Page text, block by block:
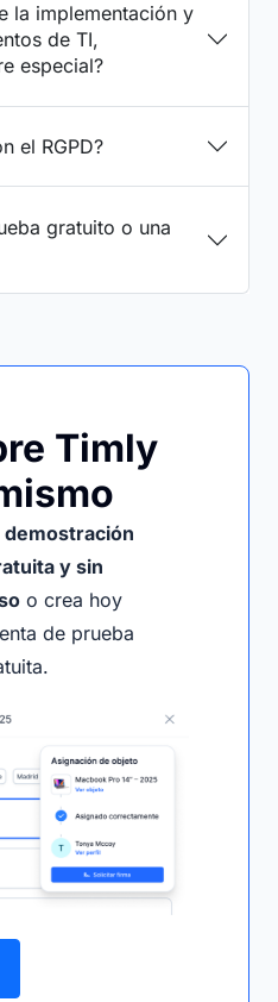
la implementación y
de TI,
especial?
el RGPD?
gratuito o una
Timly
demostración
y sin
o crea hoy
de prueba